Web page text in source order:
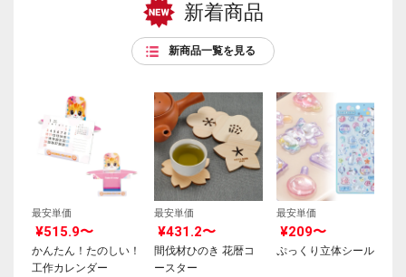
新着商品
新商品一覧を見る
最安単価
¥515.9〜
かんたん！たのしい！
工作カレンダー
最安単価
¥431.2〜
間伐材ひのき 花暦コ
ースター
最安単価
¥209〜
ぷっくり立体シール